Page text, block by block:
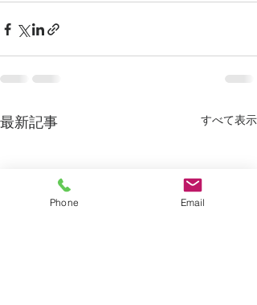
最新記事 すべて表示
Phone Email